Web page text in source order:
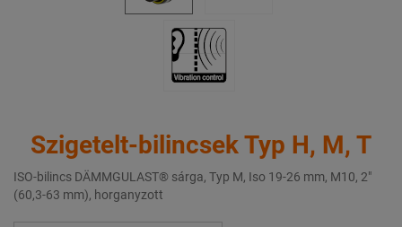
Szigetelt-bilincsek Typ H, M, T
ISO-bilincs DÄMMGULAST® sárga, Typ M, Iso 19-26 mm, M10, 2"
(60,3-63 mm), horganyzott